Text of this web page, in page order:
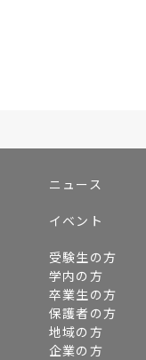
ニュース
イベント
受験生の方
学内の方
卒業生の方
保護者の方
地域の方
企業の方